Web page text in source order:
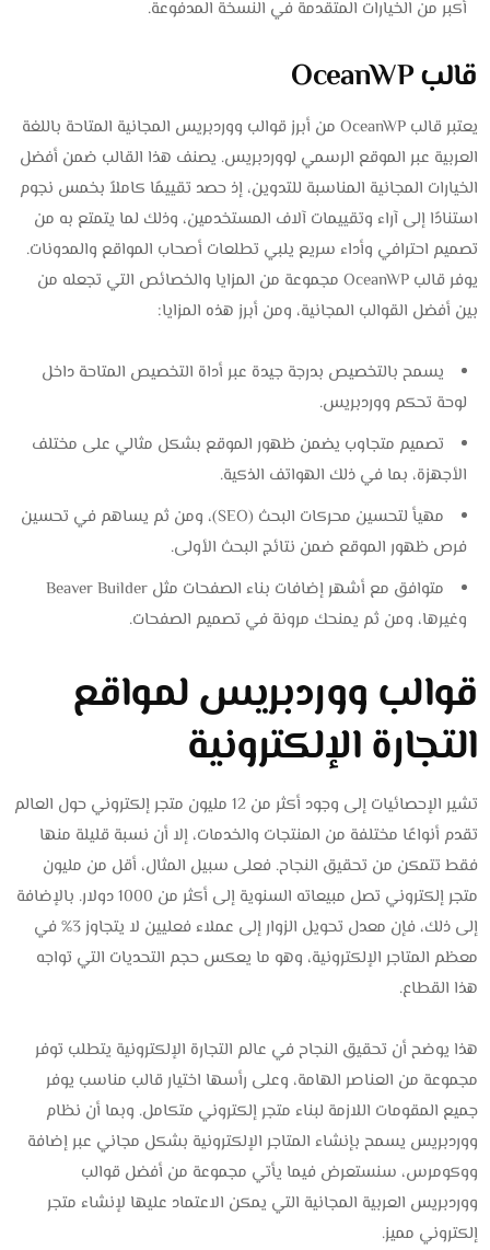
أكبر من الخيارات المتقدمة في النسخة المدفوعة.
قالب OceanWP
يعتبر قالب OceanWP من أبرز قوالب ووردبريس المجانية المتاحة باللغة
العربية عبر الموقع الرسمي لووردبريس. يصنف هذا القالب ضمن أفضل
الخيارات المجانية المناسبة للتدوين، إذ حصد تقييمًا كاملاً بخمس نجوم
استنادًا إلى آراء وتقييمات آلاف المستخدمين، وذلك لما يتمتع به من
تصميم احترافي وأداء سريع يلبي تطلعات أصحاب المواقع والمدونات.
يوفر قالب OceanWP مجموعة من المزايا والخصائص التي تجعله من
بين أفضل القوالب المجانية، ومن أبرز هذه المزايا:
يسمح بالتخصيص بدرجة جيدة عبر أداة التخصيص المتاحة داخل
لوحة تحكم ووردبريس.
تصميم متجاوب يضمن ظهور الموقع بشكل مثالي على مختلف
الأجهزة، بما في ذلك الهواتف الذكية.
مهيأ لتحسين محركات البحث (SEO)، ومن ثم يساهم في تحسين
فرص ظهور الموقع ضمن نتائج البحث الأولى.
متوافق مع أشهر إضافات بناء الصفحات مثل Beaver Builder
وغيرها، ومن ثم يمنحك مرونة في تصميم الصفحات.
قوالب ووردبريس لمواقع
التجارة الإلكترونية
تشير الإحصائيات إلى وجود أكثر من 12 مليون متجر إلكتروني حول العالم
تقدم أنواعًا مختلفة من المنتجات والخدمات، إلا أن نسبة قليلة منها
فقط تتمكن من تحقيق النجاح. فعلى سبيل المثال، أقل من مليون
متجر إلكتروني تصل مبيعاته السنوية إلى أكثر من 1000 دولار. بالإضافة
إلى ذلك، فإن معدل تحويل الزوار إلى عملاء فعليين لا يتجاوز 3% في
معظم المتاجر الإلكترونية، وهو ما يعكس حجم التحديات التي تواجه
هذا القطاع.
هذا يوضح أن تحقيق النجاح في عالم التجارة الإلكترونية يتطلب توفر
مجموعة من العناصر الهامة، وعلى رأسها اختيار قالب مناسب يوفر
جميع المقومات اللازمة لبناء متجر إلكتروني متكامل. وبما أن نظام
ووردبريس يسمح بإنشاء المتاجر الإلكترونية بشكل مجاني عبر إضافة
ووكومرس، سنستعرض فيما يأتي مجموعة من أفضل قوالب
ووردبريس العربية المجانية التي يمكن الاعتماد عليها لإنشاء متجر
إلكتروني مميز.